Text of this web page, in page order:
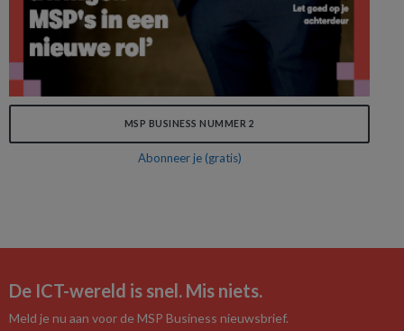
MSP BUSINESS NUMMER 2
Abonneer je (gratis)
De ICT-wereld is snel. Mis niets.
Meld je nu aan voor de MSP Business nieuwsbrief.